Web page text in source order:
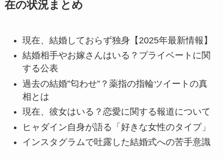
在の状況まとめ
現在、結婚しておらず独身【2025年最新情報】
結婚相手やお嫁さんはいる？プライベートに関
する公表
過去の結婚”匂わせ”？薬指の指輪ツイートの真
相とは
現在、彼女はいる？恋愛に関する報道について
ヒャダイン自身が語る「好きな女性のタイプ」
インスタグラムで吐露した結婚式への苦手意識